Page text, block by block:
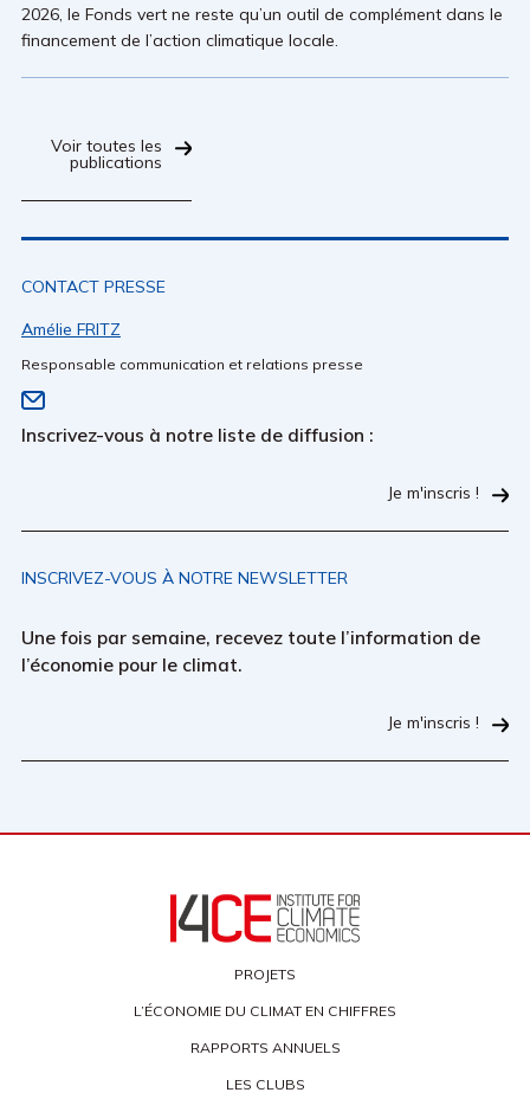
2026, le Fonds vert ne reste qu’un outil de complément dans le
financement de l’action climatique locale.
Voir toutes les
publications
CONTACT PRESSE
Amélie FRITZ
Responsable communication et relations presse
Inscrivez-vous à notre liste de diffusion :
Je m'inscris !
INSCRIVEZ-VOUS À NOTRE NEWSLETTER
Une fois par semaine, recevez toute l’information de
l’économie pour le climat.
Je m'inscris !
PROJETS
L’ÉCONOMIE DU CLIMAT EN CHIFFRES
RAPPORTS ANNUELS
LES CLUBS